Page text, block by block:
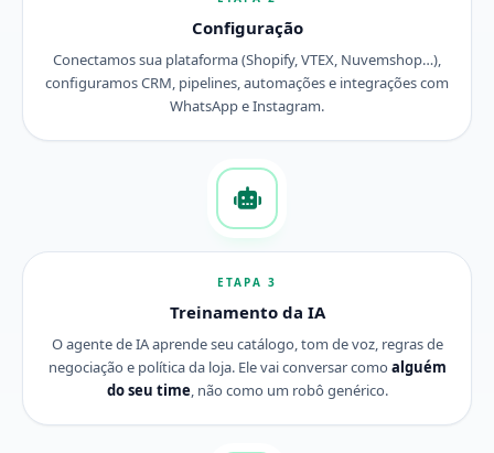
Configuração
Conectamos sua plataforma (Shopify, VTEX, Nuvemshop…),
configuramos CRM, pipelines, automações e integrações com
WhatsApp e Instagram.
ETAPA 3
Treinamento da IA
O agente de IA aprende seu catálogo, tom de voz, regras de
negociação e política da loja. Ele vai conversar como alguém
do seu time, não como um robô genérico.